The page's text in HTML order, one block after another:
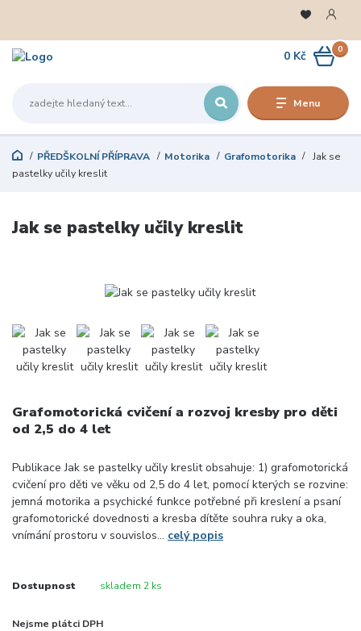
Menu
0
0 Kč
PŘEDŠKOLNÍ PŘÍPRAVA Motorika Grafomotorika
Jak se
pastelky učily kreslit
Jak se pastelky učily kreslit
Grafomotorická cvičení a rozvoj kresby pro děti
od 2,5 do 4 let
Publikace Jak se pastelky učily kreslit obsahuje: 1) grafomotorická
cvičení pro děti ve věku od 2,5 do 4 let, pomocí kterých se rozvine:
jemná motorika a psychické funkce potřebné při kreslení a psaní
grafomotorické dovednosti a kresba dítěte souhra ruky a oka,
vnímání prostoru v souvislos... celý popis
Dostupnost skladem 2 ks
Nejsme plátci DPH